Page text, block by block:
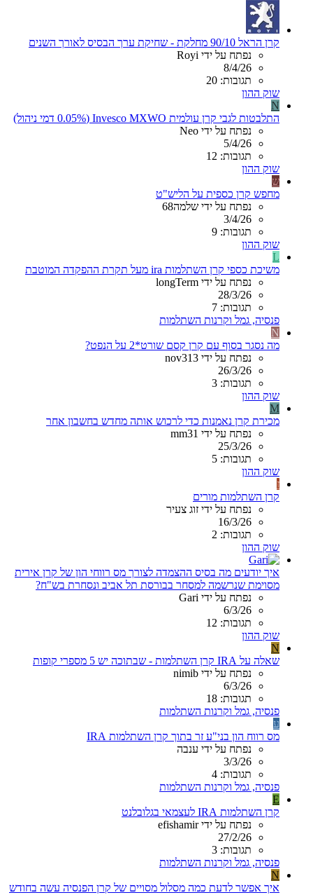
קרן הראל 90/10 מחלקת - שחיקת ערך הבסיס לאורך השנים
נפתח על ידי Royi
8/4/26
תגובות: 20
שוק ההון
N
התלבטות לגבי קרן עולמית Invesco MXWO (0.05% דמי ניהול)
נפתח על ידי Neo
5/4/26
תגובות: 12
שוק ההון
ש
מחפש קרן כספית על הליש"ט
נפתח על ידי שלמה68
3/4/26
תגובות: 9
שוק ההון
L
משיכת כספי קרן השתלמות ira מעל תקרת ההפקדה המוטבת
נפתח על ידי longTerm
28/3/26
תגובות: 7
פנסיה, גמל וקרנות השתלמות
N
מה נסגר בסוף עם קרן קסם שורט*2 על הנפט?
נפתח על ידי nov313
26/3/26
תגובות: 3
שוק ההון
M
מכירת קרן נאמנות כדי לרכוש אותה מחדש בחשבון אחר
נפתח על ידי mm31
25/3/26
תגובות: 5
שוק ההון
ז
קרן השתלמות מורים
נפתח על ידי זוג צעיר
16/3/26
תגובות: 2
שוק ההון
איך יודעים מה בסיס ההצמדה לצורך מס רווחי הון של קרן אירית
מסוימת שנרשמה למסחר בבורסת תל אביב ונסחרת בש"ח?
נפתח על ידי Gari
6/3/26
תגובות: 12
שוק ההון
N
שאלה על IRA קרן השתלמות - שבתוכה יש 5 מספרי קופות
נפתח על ידי nimib
6/3/26
תגובות: 18
פנסיה, גמל וקרנות השתלמות
ע
מס רווח הון בני"ע זר בתוך קרן השתלמות IRA
נפתח על ידי ענבה
3/3/26
תגובות: 4
פנסיה, גמל וקרנות השתלמות
E
קרן השתלמות IRA לעצמאי בגלובלנט
נפתח על ידי efishamir
27/2/26
תגובות: 3
פנסיה, גמל וקרנות השתלמות
N
איך אפשר לדעת כמה מסלול מסויים של קרן הפנסיה עשה בחודש